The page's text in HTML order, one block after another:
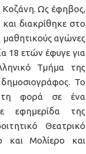
Κοζάνη. Ως έφηβος,
διακρίθηκε στο
αγώνες
18 ετών έφυγε για
Τμήμα της
Το
φορά σε ένα
εφημερίδα της
Θεατρικό
και Μολίερο και